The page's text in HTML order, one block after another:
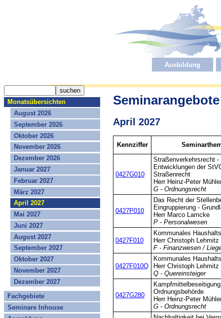
Ausbildung
Monatsübersichten
August 2026
September 2026
Oktober 2026
November 2026
Dezember 2026
Januar 2027
Februar 2027
März 2027
April 2027
Mai 2027
Juni 2027
August 2027
September 2027
Oktober 2027
November 2027
Dezember 2027
Fachgebiete
Seminare Inhouse
Seminarangebote
April 2027
Kennziffer
0427G010
Straßenverkehrsrecht -
Entwicklungen der
Straßenrecht
Herr Heinz-Peter
G - Ordnungsrecht
0427P010
Das Recht der
Eingruppierung -
Herr Marco Lamcke
P - Personalwesen
0427F010
Kommunales
Herr Christoph Lehmitz
F - Finanzwesen /
0427F010Q
Kommunales
Herr Christoph Lehmitz
Q - Quereinsteiger
0427G280
Ordnungsbehörde
Herr Heinz-Peter
G - Ordnungsrecht